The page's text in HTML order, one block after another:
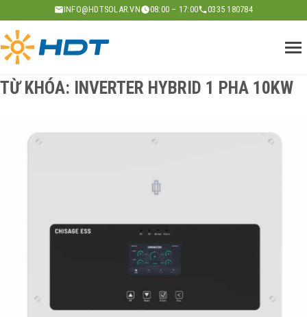
to
content
INFO@HDTSOLAR.VN 08:00 – 17:00 0335 180784
TỪ KHÓA: INVERTER HYBRID 1 PHA 10KW